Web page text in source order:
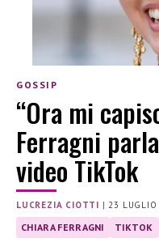
GOSSIP
“Ora mi
Ferragni
video TikTok
LUCREZIA CIOTTI |23
CHIARA FERRAGNI TIKTOK